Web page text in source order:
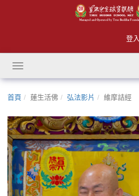
登入
Toggle
navigation
首頁 蓮生活佛 弘法影片 維摩詰經